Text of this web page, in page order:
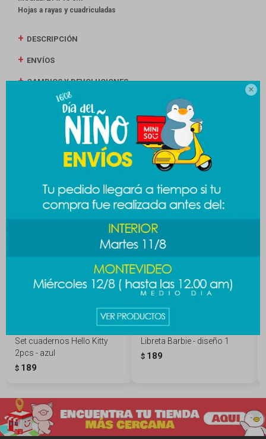

Hojas a rayas y cuadriculadas
DESCRIPCIÓN
ENVÍOS
CAMBIOS Y DEVOLUCIONES
MEDIOS DE PAGO
Productos que te pueden interesar
Set cuadernos Hello Kitty
2pcs - azul
$ 189
Libreta Barbie - diseño 1
$ 189